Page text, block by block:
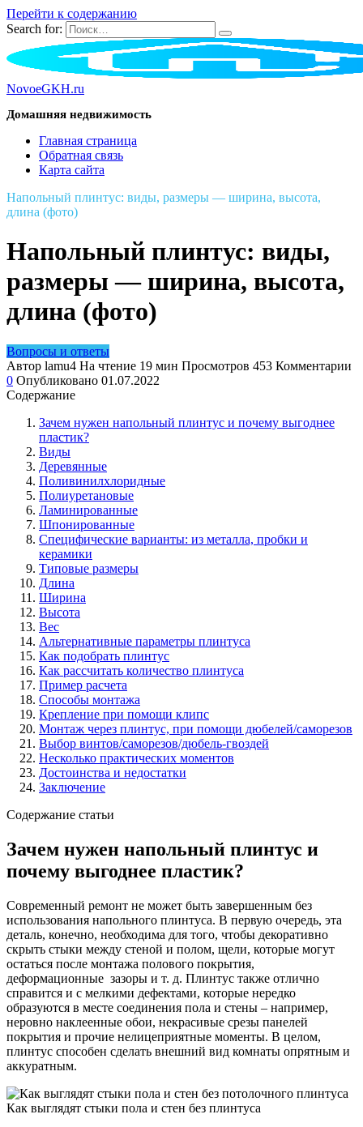
Перейти к содержанию
Search for:
NovoeGKH.ru
Домашняя недвижимость
Главная страница
Обратная связь
Карта сайта
Напольный плинтус: виды, размеры — ширина, высота,
длина (фото)
Напольный плинтус: виды,
размеры — ширина, высота,
длина (фото)
Вопросы и ответы
Автор lamu4 На чтение 19 мин Просмотров 453 Комментарии
0 Опубликовано 01.07.2022
Содержание
Зачем нужен напольный плинтус и почему выгоднее
пластик?
Виды
Деревянные
Поливинилхлоридные
Полиуретановые
Ламинированные
Шпонированные
Специфические варианты: из металла, пробки и
керамики
Типовые размеры
Длина
Ширина
Высота
Вес
Альтернативные параметры плинтуса
Как подобрать плинтус
Как рассчитать количество плинтуса
Пример расчета
Способы монтажа
Крепление при помощи клипс
Монтаж через плинтус, при помощи дюбелей/саморезов
Выбор винтов/саморезов/дюбель-гвоздей
Несколько практических моментов
Достоинства и недостатки
Заключение
Содержание статьи
Зачем нужен напольный плинтус и
почему выгоднее пластик?
Современный ремонт не может быть завершенным без
использования напольного плинтуса. В первую очередь, эта
деталь, конечно, необходима для того, чтобы декоративно
скрыть стыки между стеной и полом, щели, которые могут
остаться после монтажа полового покрытия,
деформационные зазоры и т. д. Плинтус также отлично
справится и с мелкими дефектами, которые нередко
образуются в месте соединения пола и стены – например,
неровно наклеенные обои, некрасивые срезы панелей
покрытия и прочие нелицеприятные моменты. В целом,
плинтус способен сделать внешний вид комнаты опрятным и
аккуратным.
Как выглядят стыки пола и стен без плинтуса